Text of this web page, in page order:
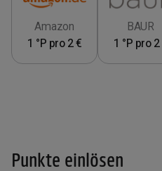
Amazon
1 °P pro 2 €
BAUR
1 °P pro 2
Punkte einlösen